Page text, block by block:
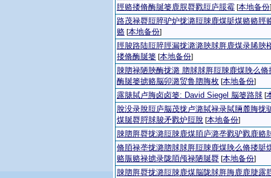
脛赂搂脩酶脠篓鹿脵脣戮脰庐脮霉 [本地备份]
路茂禄脣脰脺驴炉拢潞脰脨鹿煤脡煤赂赂脛
赂 [本地备份]
脛脧路陆脰脺脛漏拢潞潞脥脙脌鹿煤录脪脥
搂脩酶脠篓 [本地备份]
脨脗禄陋脥酶拢潞 脗脙脙脌脰脨鹿煤脕么
酶脠篓掳赂脳卯潞贸鲁脗脢枚 [本地备份]
露脿脦卢脢卤卤篓: David Siegel 脳篓路脙 [
脫没录脫脰庐脳茂拢卢潞脦禄录脦脼麓脢拢
煤脠脣脟脙脧矛戮炉脰脫 [本地备份]
脨脗脌脣拢潞脰脨鹿煤脜庐潞垄戮驴戮鹿赂
脩脜禄垄拢潞脗脙脙脌脰脨鹿煤脕么脩搂脡
赂脤赂禄掳录陇脜颅禄陋脠脣 [本地备份]
脨脗脌脣拢潞脰脨鹿煤脳陇脙脌脢鹿鹿脻露